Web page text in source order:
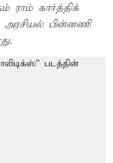
ராம் கார்த்திக்